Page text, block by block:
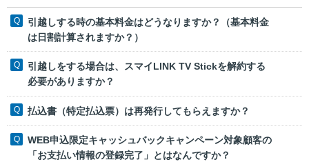
引越しする時の基本料金はどうなりますか？（基本料金
は日割計算されますか？）
引越しをする場合は、スマイLINK TV Stickを解約する
必要がありますか？
払込書（特定払込票）は再発行してもらえますか？
WEB申込限定キャッシュバックキャンペーン対象顧客の
「お支払い情報の登録完了」とはなんですか？